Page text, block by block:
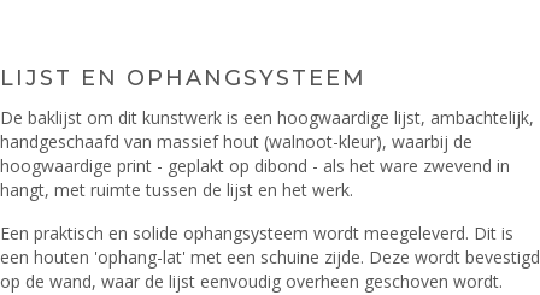
LIJST EN OPHANGSYSTEEM
De baklijst om dit kunstwerk is een hoogwaardige lijst, ambachtelijk,
handgeschaafd van massief hout (walnoot-kleur), waarbij de
hoogwaardige print - geplakt op dibond - als het ware zwevend in
hangt, met ruimte tussen de lijst en het werk.
Een praktisch en solide ophangsysteem wordt meegeleverd. Dit is
een houten 'ophang-lat' met een schuine zijde. Deze wordt bevestigd
op de wand, waar de lijst eenvoudig overheen geschoven wordt.